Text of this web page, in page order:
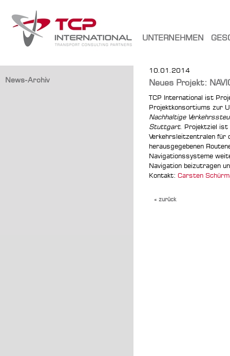
UNTERNEHMEN
News-Archiv
10.01.2014
Neues Projekt:
TCP International ist
Projektkonsortiums zur
Nachhaltige
Stuttgart. Projektziel ist
Verkehrsleitzentralen für
herausgegebenen
Navigationssysteme
Navigation beizutragen
Kontakt: Carsten
« zurück